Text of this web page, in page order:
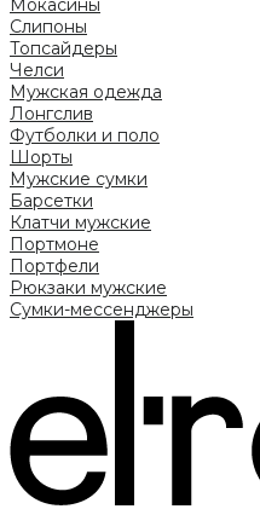
Мокасины
Слипоны
Топсайдеры
Челси
Мужская одежда
Лонгслив
Футболки и поло
Шорты
Мужские сумки
Барсетки
Клатчи мужские
Портмоне
Портфели
Рюкзаки мужские
Сумки-мессенджеры